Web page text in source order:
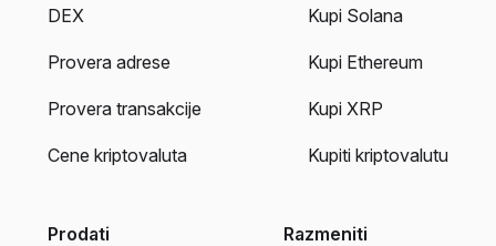
DEX
Provera adrese
Provera transakcije
Cene kriptovaluta
Kupi Solana
Kupi Ethereum
Kupi XRP
Kupiti kriptovalutu
Prodati Razmeniti